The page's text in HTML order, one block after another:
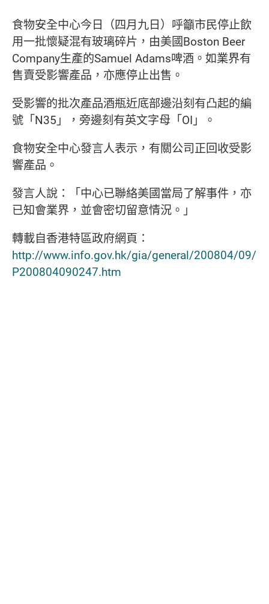
食物安全中心今日（四月九日）呼籲市民停止飲
用一批懷疑混有玻璃碎片，由美國Boston Beer
Company生產的Samuel Adams啤酒。如業界有
售賣受影響產品，亦應停止出售。
受影響的批次產品酒瓶近底部邊沿刻有凸起的編
號「N35 」，旁邊刻有英文字母「OI 」。
食物安全中心發言人表示，有關公司正回收受影
響產品。
發言人說：「中心已聯絡美國當局了解事件，亦
已知會業界，並會密切留意情況。」
轉載自香港特區政府網頁：
http://www.info.gov.hk/gia/general/200804/09/
P200804090247.htm